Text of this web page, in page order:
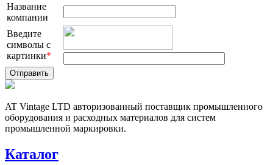
Название
компании
Введите
символы с
картинки*
AT Vintage LTD авторизованный поставщик промышленного
оборудования и расходных материалов для систем
промышленной маркировки.
Каталог